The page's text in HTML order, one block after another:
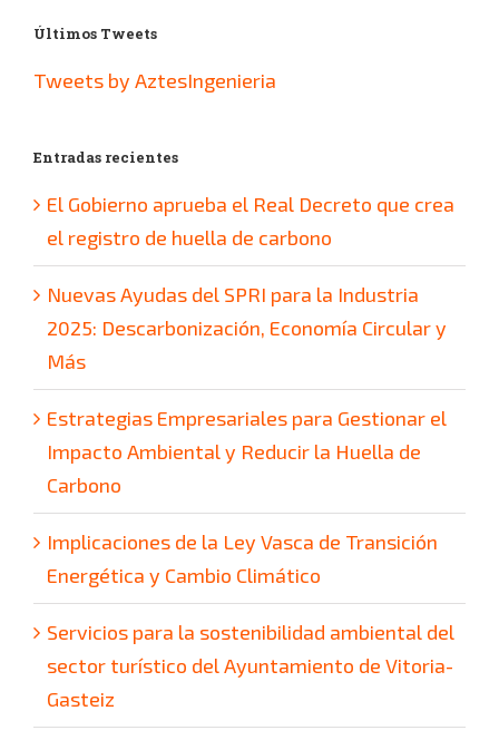
Últimos Tweets
Tweets by AztesIngenieria
Entradas recientes
El Gobierno aprueba el Real Decreto que crea
el registro de huella de carbono
Nuevas Ayudas del SPRI para la Industria
2025: Descarbonización, Economía Circular y
Más
Estrategias Empresariales para Gestionar el
Impacto Ambiental y Reducir la Huella de
Carbono
Implicaciones de la Ley Vasca de Transición
Energética y Cambio Climático
Servicios para la sostenibilidad ambiental del
sector turístico del Ayuntamiento de Vitoria-
Gasteiz